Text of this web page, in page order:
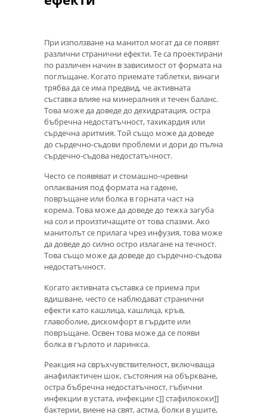
При използване на манитол могат да се появят
различни странични ефекти. Те са проектирани
по различен начин в зависимост от формата на
поглъщане. Когато приемате таблетки, винаги
трябва да се има предвид, че активната
съставка влияе на минералния и течен баланс.
Това може да доведе до дехидратация, остра
бъбречна недостатъчност, тахикардия или
сърдечна аритмия. Той също може да доведе
до сърдечно-съдови проблеми и дори до пълна
сърдечно-съдова недостатъчност.
Често се появяват и стомашно-чревни
оплаквания под формата на гадене,
повръщане или болка в горната част на
корема. Това може да доведе до тежка загуба
на сол и произтичащите от това спазми. Ако
манитолът се прилага чрез инфузия, това може
да доведе до силно остро излагане на течност.
Това също може да доведе до сърдечно-съдова
недостатъчност.
Когато активната съставка се приема при
вдишване, често се наблюдават странични
ефекти като кашлица, кашлица, кръв,
главоболие, дискомфорт в гърдите или
повръщане. Освен това може да се появи
болка в гърлото и ларинкса.
Реакция на свръхчувствителност, включваща
анафилактичен шок, състояния на объркване,
остра бъбречна недостатъчност, гъбични
инфекции в устата, инфекции с]] стафилококи]]
бактерии, виене на свят, астма, болки в ушите,